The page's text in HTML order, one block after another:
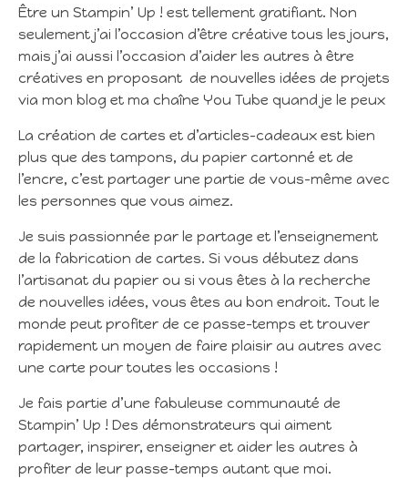
Être un Stampin’ Up ! est tellement gratifiant. Non
seulement j’ai l’occasion d’être créative tous les jours,
mais j’ai aussi l’occasion d’aider les autres à être
créatives en proposant de nouvelles idées de projets
via mon blog et ma chaîne You Tube quand je le peux
La création de cartes et d’articles-cadeaux est bien
plus que des tampons, du papier cartonné et de
l’encre, c’est partager une partie de vous-même avec
les personnes que vous aimez.
Je suis passionnée par le partage et l’enseignement
de la fabrication de cartes. Si vous débutez dans
l’artisanat du papier ou si vous êtes à la recherche
de nouvelles idées, vous êtes au bon endroit. Tout le
monde peut profiter de ce passe-temps et trouver
rapidement un moyen de faire plaisir au autres avec
une carte pour toutes les occasions !
Je fais partie d’une fabuleuse communauté de
Stampin’ Up ! Des démonstrateurs qui aiment
partager, inspirer, enseigner et aider les autres à
profiter de leur passe-temps autant que moi.